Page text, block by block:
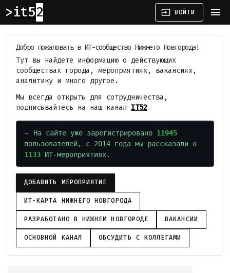
it52 input ВОЙТИ menu
Добро пожаловать в ИТ-сообщество Нижнего Новгорода!
Тут вы найдете информацию о действующих
сообществах города, мероприятиях, вакансиях,
аналитику и много другое.
Мы всегда открыты для сотрудничества,
подписывайтесь на наш канал IT52
На сайте уже зарегистрировано 11945
пользователей, с 2014 года мы рассказали о
1133 ИТ-мероприятиях.
ДОБАВИТЬ МЕРОПРИЯТИЕ
ИТ-КАРТА НИЖНЕГО НОВГОРОДА
РАЗРАБОТАНО В НИЖНЕМ НОВГОРОДЕ ВАКАНСИИ
ОСНОВНОЙ КАНАЛ ОБСУДИТЬ С КОЛЛЕГАМИ